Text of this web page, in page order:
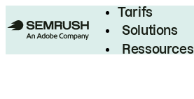
Tarifs
Solutions
Ressources